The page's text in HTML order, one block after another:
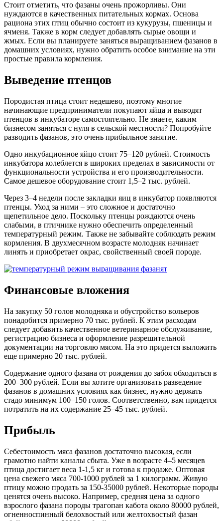
Стоит отметить, что фазаны очень прожорливы. Они
нуждаются в качественных питательных кормах. Основа
рациона этих птиц обычно состоит из кукурузы, пшеницы и
ячменя. Также в корм следует добавлять сырые овощи и
жмых. Если вы планируете заняться выращиванием фазанов в
домашних условиях, нужно обратить особое внимание на эти
простые правила кормления.
Выведение птенцов
Породистая птица стоит недешево, поэтому многие
начинающие предприниматели покупают яйца и выводят
птенцов в инкубаторе самостоятельно. Не знаете, каким
бизнесом заняться с нуля в сельской местности? Попробуйте
разводить фазанов, это очень прибыльное занятие.
Одно инкубационное яйцо стоит 75–120 рублей. Стоимость
инкубатора колеблется в широких пределах в зависимости от
функциональности устройства и его производительности.
Самое дешевое оборудование стоит 1,5–2 тыс. рублей.
Через 3–4 недели после закладки яиц в инкубатор появляются
птенцы. Уход за ними – это сложное и достаточно
щепетильное дело. Поскольку птенцы рождаются очень
слабыми, в птичнике нужно обеспечить определенный
температурный режим. Также не забывайте соблюдать режим
кормления. В двухмесячном возрасте молодняк начинает
линять и приобретает окрас, свойственный своей породе.
Финансовые вложения
На закупку 50 голов молодняка и обустройство вольеров
понадобится примерно 70 тыс. рублей. К этим расходам
следует добавить качественное ветеринарное обслуживание,
регистрацию бизнеса и оформление разрешительной
документации на торговлю мясом. На это придется выложить
еще примерно 20 тыс. рублей.
Содержание одного фазана от рождения до забоя обходиться в
200–300 рублей. Если вы хотите организовать разведение
фазанов в домашних условиях как бизнес, нужно держать
стадо минимум 100–150 голов. Соответственно, вам придется
потратить на их содержание 25–45 тыс. рублей.
Прибыль
Себестоимость мяса фазанов достаточно высокая, если
грамотно найти каналы сбыта. Уже в возрасте 4–5 месяцев
птица достигает веса 1-1,5 кг и готова к продаже. Оптовая
цена свежего мяса 700-1000 рублей за 1 килограмм. Живую
птицу можно продать за 150-35000 рублей. Некоторые породы
ценятся очень высоко. Например, средняя цена за одного
взрослого фазана породы трагопан кабота около 80000 рублей,
огненноспинный белохвостый или желтохвостый фазан